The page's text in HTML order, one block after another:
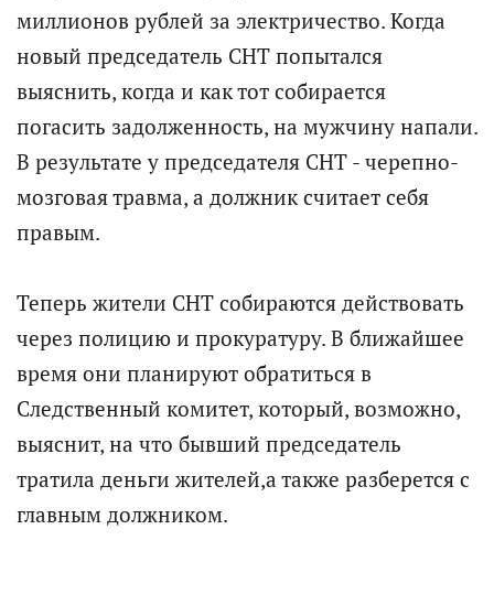
миллионов рублей за электричество. Когда
новый председатель СНТ попытался
выяснить, когда и как тот собирается
погасить задолженность, на мужчину напали.
В результате у председателя СНТ - черепно-
мозговая травма, а должник считает себя
правым.
Теперь жители СНТ собираются действовать
через полицию и прокуратуру. В ближайшее
время они планируют обратиться в
Следственный комитет, который, возможно,
выяснит, на что бывший председатель
тратила деньги жителей,а также разберется с
главным должником.